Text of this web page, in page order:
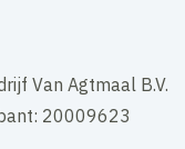
Van Agtmaal B.V.
20009623